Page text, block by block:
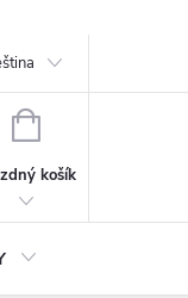
NÁKUPNÍ
košík